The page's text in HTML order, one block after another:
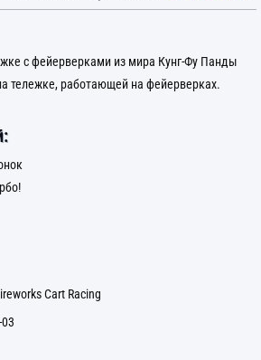
с фейерверками из мира Кунг-Фу Панды
тележке, работающей на фейерверках.
Cart Racing